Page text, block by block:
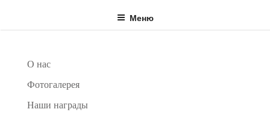
Меню
О нас
Фотогалерея
Наши награды